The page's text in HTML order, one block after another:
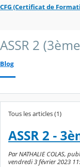
CFG (Certificat de
ASSR 2
Blog
Tous les articles (1)
ASSR 2 -
Par NATHALIE COLAS,
vendredi 3 février 2023